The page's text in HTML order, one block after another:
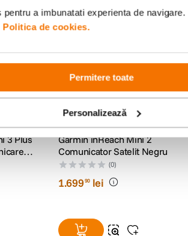
pentru a imbunatati experienta de
Politica de cookies.
Permitere toate
Personalizează
3 Plus
Garmin inReach Mini 2
Comunicator Satelit Negru
(0)
1.69990 lei